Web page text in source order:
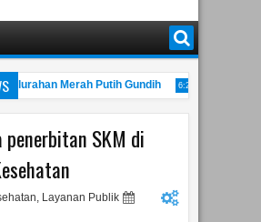
Merah Putih Gundih 6:25 PM
SKM di
, Layanan Publik